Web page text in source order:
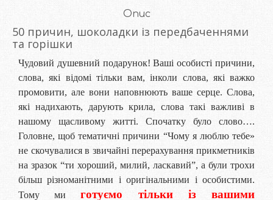
Опис
50 причин, шоколадки із передбаченнями
та горішки
Чудовий душевний подарунок! Ваші особисті причини,
слова, які відомі тільки вам, інколи слова, які важко
промовити, але вони наповнюють ваше серце. Слова,
які надихають, дарують крила, слова такі важливі в
нашому щасливому житті. Спочатку було слово….
Головне, щоб тематичні причини “Чому я люблю тебе»
не скочувалися в звичайні перерахування прикметників
на зразок “ти хороший, милий, ласкавий”, а були трохи
більш різноманітними і оригінальними і особистими.
Тому миготуємо тільки із вашими